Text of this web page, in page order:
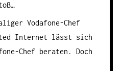
Vodafone-Chef
Internet lässt sich
Chef beraten. Doch